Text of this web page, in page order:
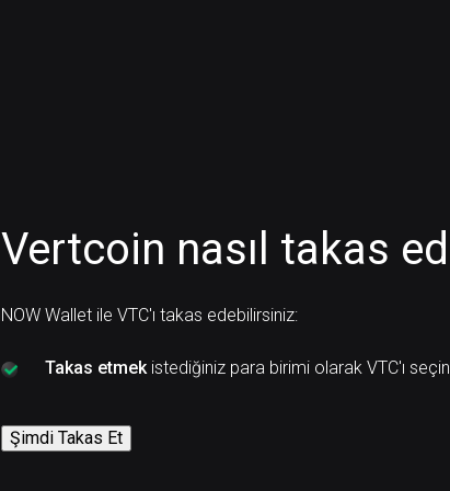
Vertcoin nasıl takas
NOW Wallet ile VTC'ı takas edebilirsiniz:
Takas etmekistediğiniz para birimi olarak VTC'ı
Şimdi Takas Et